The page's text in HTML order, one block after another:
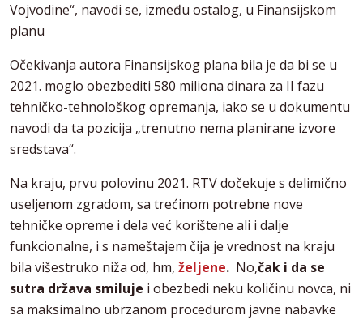
Vojvodine“, navodi se, između ostalog, u Finansijskom
planu
Očekivanja autora Finansijskog plana bila je da bi se u
2021. moglo obezbediti 580 miliona dinara za II fazu
tehničko-tehnološkog opremanja, iako se u dokumentu
navodi da ta pozicija „trenutno nema planirane izvore
sredstava“.
Na kraju, prvu polovinu 2021. RTV dočekuje s delimično
useljenom zgradom, sa trećinom potrebne nove
tehničke opreme i dela već korištene ali i dalje
funkcionalne, i s nameštajem čija je vrednost na kraju
bila višestruko niža od, hm, željene. No,čak i da se
sutra država smiluje i obezbedi neku količinu novca, ni
sa maksimalno ubrzanom procedurom javne nabavke